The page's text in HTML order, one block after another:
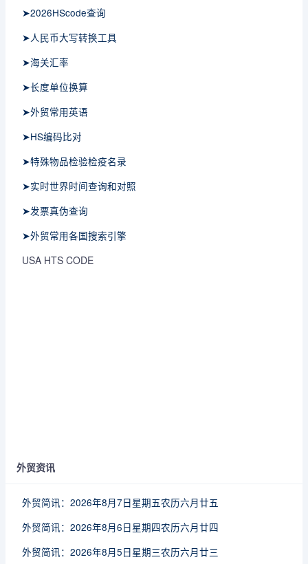
➤2026HScode查询
➤人民币大写转换工具
➤海关汇率
➤长度单位换算
➤外贸常用英语
➤HS编码比对
➤特殊物品检验检疫名录
➤实时世界时间查询和对照
➤发票真伪查询
➤外贸常用各国搜索引擎
USA HTS CODE
外贸资讯
外贸简讯：2026年8月7日星期五农历六月廿五
外贸简讯：2026年8月6日星期四农历六月廿四
外贸简讯：2026年8月5日星期三农历六月廿三